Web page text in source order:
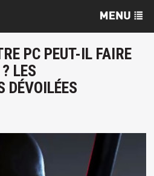
PC PEUT-IL FAIRE
LES
DÉVOILÉES